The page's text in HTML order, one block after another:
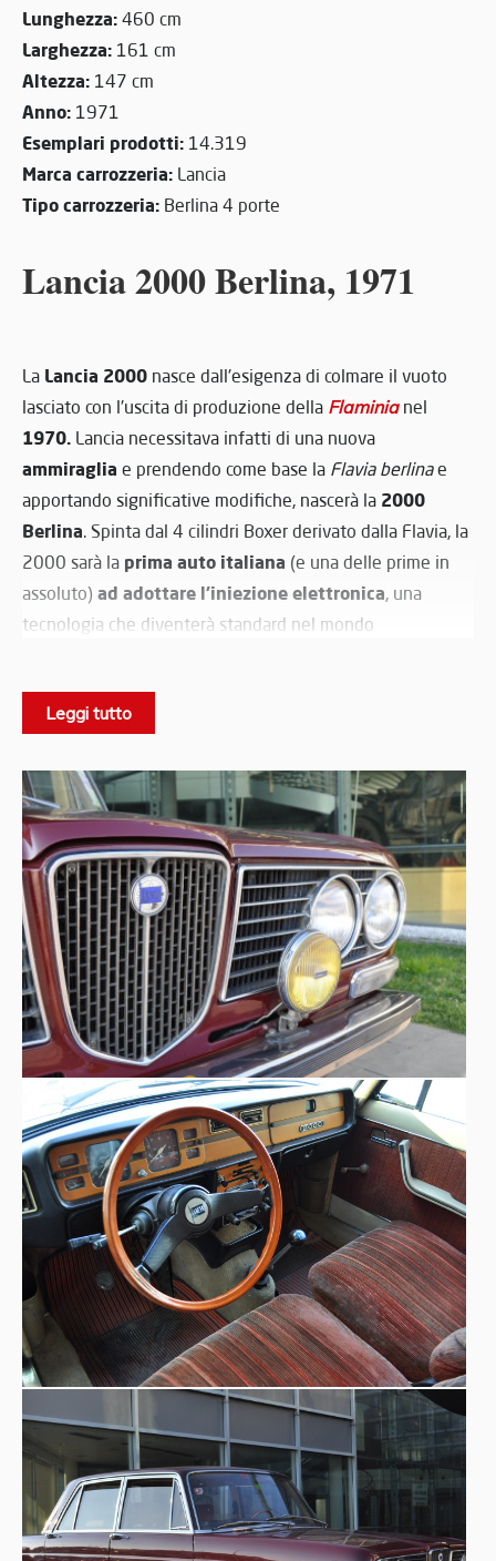
Lunghezza: 460 cm
Larghezza: 161 cm
Altezza: 147 cm
Anno: 1971
Esemplari prodotti: 14.319
Marca carrozzeria: Lancia
Tipo carrozzeria: Berlina 4 porte
Lancia 2000 Berlina, 1971
La Lancia 2000 nasce dall'esigenza di colmare il vuoto
lasciato con l'uscita di produzione della Flaminianel
1970. Lancia necessitava infatti di una nuova
ammiraglia e prendendo come base la Flavia berlinae
apportando significative modifiche, nascerà la 2000
Berlina. Spinta dal 4 cilindri Boxer derivato dalla Flavia, la
2000 sarà la prima auto italiana (e una delle prime in
assoluto) ad adottare l'iniezione elettronica, una
tecnologia che diventerà standard nel mondo
commerciale: l'elevata qualità costruttiva porterà ad alti
pochi anni più tardi, totalizzando14.319 esemplari (di cui
circa 5500 ad iniezione).
Leggi tutto